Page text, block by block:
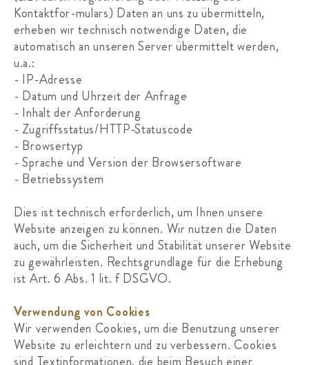
Kontaktfor-mulars) Daten an uns zu übermitteln,
erheben wir technisch notwendige Daten, die
automatisch an unseren Server übermittelt werden,
u.a.:
- IP-Adresse
- Datum und Uhrzeit der Anfrage
- Inhalt der Anforderung
- Zugriffsstatus/HTTP-Statuscode
- Browsertyp
- Sprache und Version der Browsersoftware
- Betriebssystem
Dies ist technisch erforderlich, um Ihnen unsere
Website anzeigen zu können. Wir nutzen die Daten
auch, um die Sicherheit und Stabilität unserer Website
zu gewährleisten. Rechtsgrundlage für die Erhebung
ist Art. 6 Abs. 1 lit. f DSGVO.
Verwendung von Cookies
Wir verwenden Cookies, um die Benutzung unserer
Website zu erleichtern und zu verbessern. Cookies